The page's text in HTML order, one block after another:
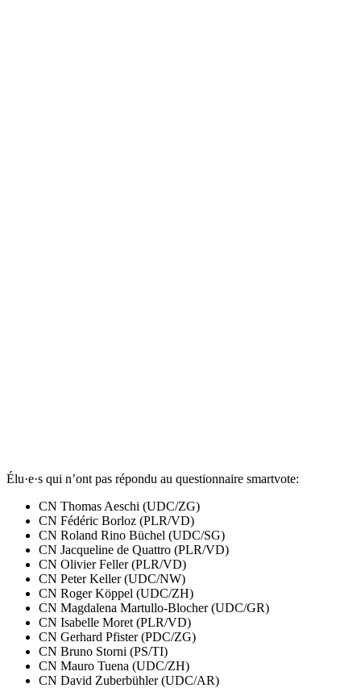
Élu·e·s qui n’ont pas répondu au questionnaire smartvote:
CN Thomas Aeschi (UDC/ZG)
CN Fédéric Borloz (PLR/VD)
CN Roland Rino Büchel (UDC/SG)
CN Jacqueline de Quattro (PLR/VD)
CN Olivier Feller (PLR/VD)
CN Peter Keller (UDC/NW)
CN Roger Köppel (UDC/ZH)
CN Magdalena Martullo-Blocher (UDC/GR)
CN Isabelle Moret (PLR/VD)
CN Gerhard Pfister (PDC/ZG)
CN Bruno Storni (PS/TI)
CN Mauro Tuena (UDC/ZH)
CN David Zuberbühler (UDC/AR)